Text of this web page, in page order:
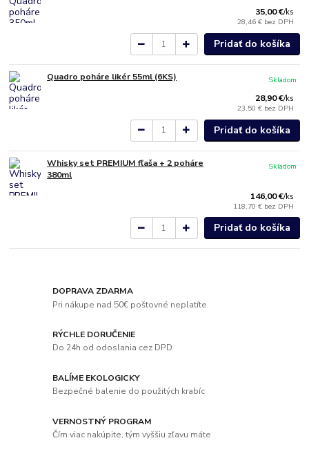
35,00 €/ks
28,46 € bez DPH
Pridať do košíka
Quadro poháre likér 55ml (6KS)
28,90 €/ks
23,50 € bez DPH
Skladom
Pridať do košíka
Whisky set PREMIUM fľaša + 2 poháre
380ml
146,00 €/ks
118,70 € bez DPH
Skladom
Pridať do košíka
DOPRAVA ZDARMA
Pri nákupe nad 50€ poštovné neplatíte.
RÝCHLE DORUČENIE
Do 24h od odoslania cez DPD
BALÍME EKOLOGICKY
Bezpečné balenie do použitých krabíc
VERNOSTNÝ PROGRAM
Čím viac nakúpite, tým vyššiu zľavu máte